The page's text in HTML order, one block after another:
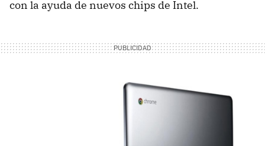
con la ayuda de nuevos chips de Intel.